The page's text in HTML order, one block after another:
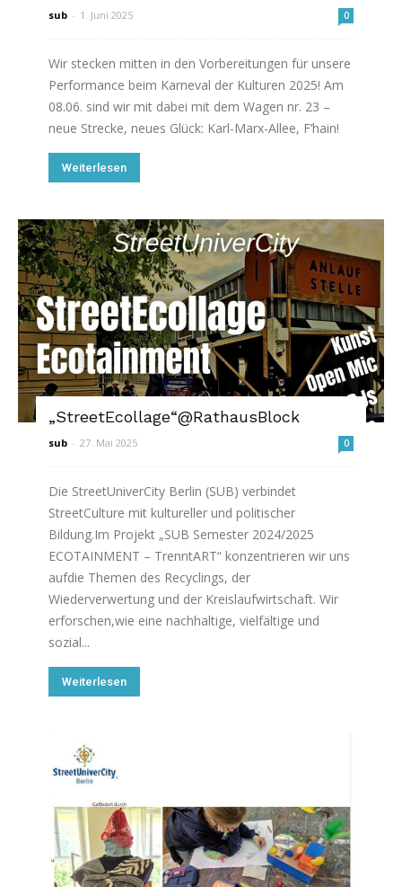
sub - 1. Juni 2025 0
Wir stecken mitten in den Vorbereitungen für unsere
Performance beim Karneval der Kulturen 2025! Am
08.06. sind wir mit dabei mit dem Wagen nr. 23 –
neue Strecke, neues Glück: Karl-Marx-Allee, F’hain!
Weiterlesen
„StreetEcollage“@RathausBlock
sub - 27. Mai 2025 0
Die StreetUniverCity Berlin (SUB) verbindet
StreetCulture mit kultureller und politischer
Bildung.Im Projekt „SUB Semester 2024/2025
ECOTAINMENT – TrenntART“ konzentrieren wir uns
aufdie Themen des Recyclings, der
Wiederverwertung und der Kreislaufwirtschaft. Wir
erforschen,wie eine nachhaltige, vielfältige und
sozial...
Weiterlesen